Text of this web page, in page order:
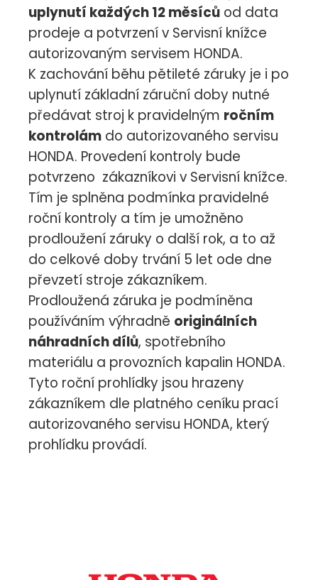
uplynutí každých 12 měsíců od data
prodeje a potvrzení v Servisní knížce
autorizovaným servisem HONDA.
K zachování běhu pětileté záruky je i po
uplynutí základní záruční doby nutné
předávat stroj k pravidelným ročním
kontrolám do autorizovaného servisu
HONDA. Provedení kontroly bude
potvrzeno zákazníkovi v Servisní knížce.
Tím je splněna podmínka pravidelné
roční kontroly a tím je umožněno
prodloužení záruky o další rok, a to až
do celkové doby trvání 5 let ode dne
převzetí stroje zákazníkem.
Prodloužená záruka je podmíněna
používáním výhradně originálních
náhradních dílů, spotřebního
materiálu a provozních kapalin HONDA.
Tyto roční prohlídky jsou hrazeny
zákazníkem dle platného ceníku prací
autorizovaného servisu HONDA, který
prohlídku provádí.